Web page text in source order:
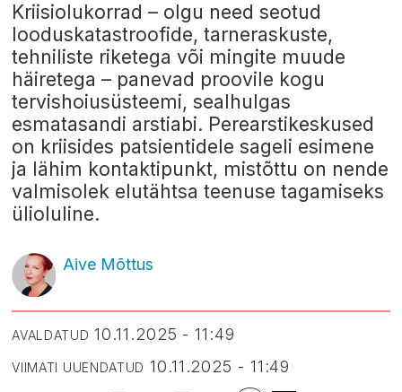
Kriisiolukorrad – olgu need seotud
looduskatastroofide, tarneraskuste,
tehniliste riketega või mingite muude
häiretega – panevad proovile kogu
tervishoiusüsteemi, sealhulgas
esmatasandi arstiabi. Perearstikeskused
on kriisides patsientidele sageli esimene
ja lähim kontaktipunkt, mistõttu on nende
valmisolek elutähtsa teenuse tagamiseks
ülioluline.
Aive Mõttus
AVALDATUD 10.11.2025 - 11:49
VIIMATI UUENDATUD 10.11.2025 - 11:49